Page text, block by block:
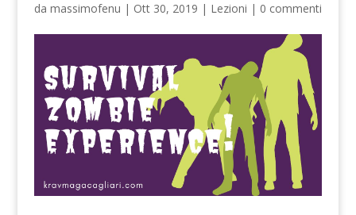
da massimofenu | Ott 30, 2019 | Lezioni | 0 commenti